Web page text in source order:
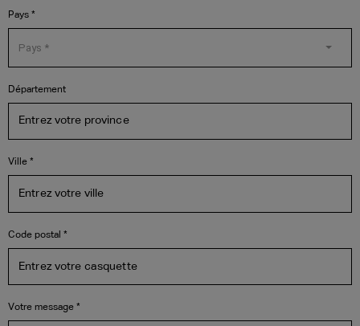
Pays *
Pays *
Département
Ville *
Code postal *
Votre message *